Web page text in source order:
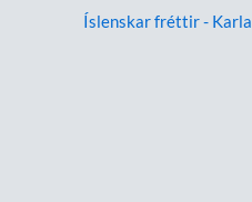
Íslenskar fréttir - Karla